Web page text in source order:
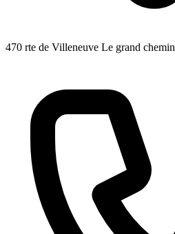
470 rte de Villeneuve Le grand chemin